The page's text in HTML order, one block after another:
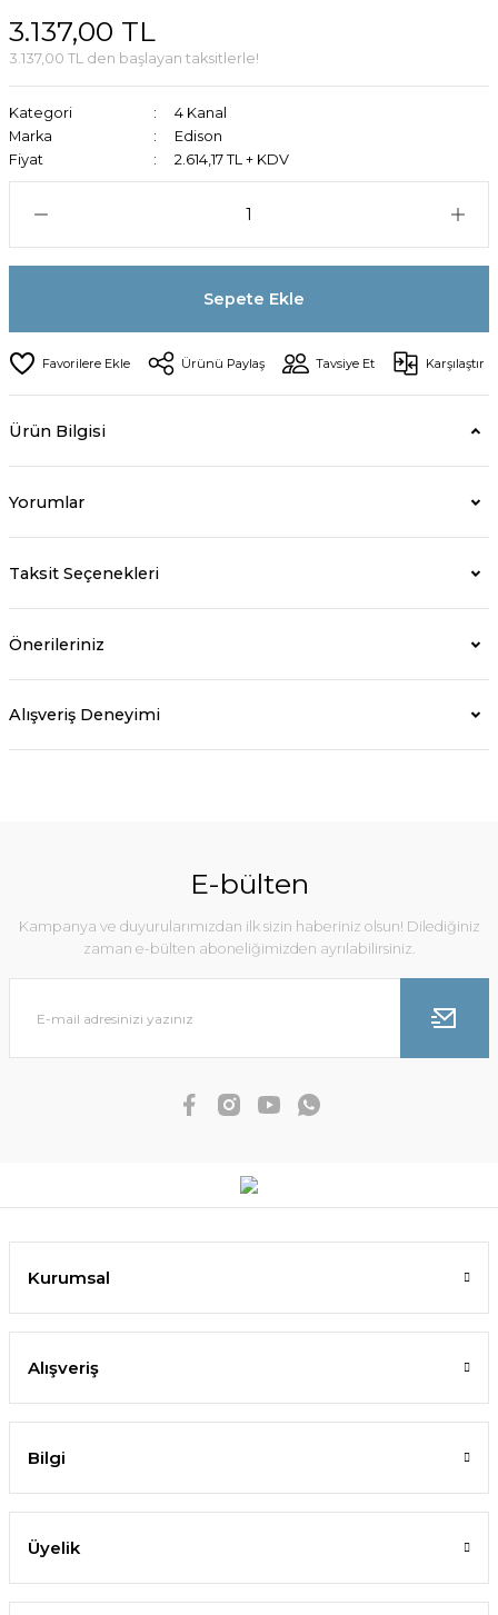
3.137,00 TL
3.137,00 TL den başlayan taksitlerle!
Kategori
4 Kanal
Marka
Edison
Fiyat
2.614,17 TL + KDV
Sepete Ekle
Ürünü Paylaş Tavsiye Et Karşılaştır
Ürün Bilgisi
Yorumlar
Taksit Seçenekleri
Önerileriniz
Alışveriş Deneyimi
E-bülten
Kampanya ve duyurularımızdan ilk sizin haberiniz olsun! Dilediğiniz
zaman e-bülten aboneliğimizden ayrılabilirsiniz.
Kurumsal
Alışveriş
Bilgi
Üyelik